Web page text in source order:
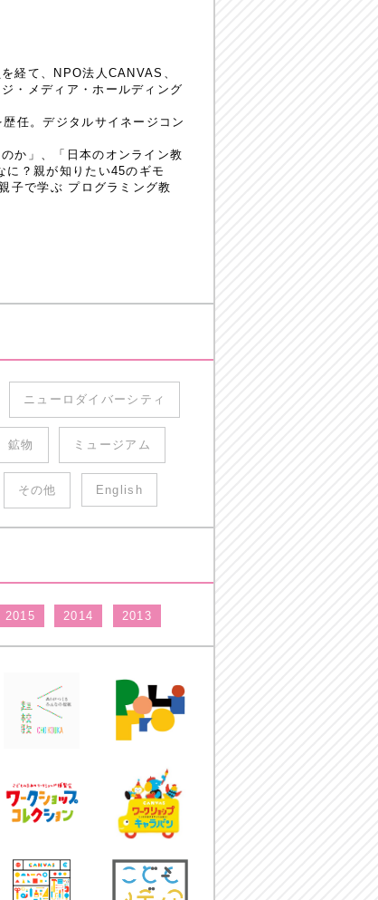
経て、NPO法人CANVAS、
・メディア・ホールディング
任。デジタルサイネージコン
か」、「日本のオンライン教
？親が知りたい45のギモ
子で学ぶ プログラミング教
ニューロダイバーシティ
鉱物 ミュージアム
その他 English
2015 2014 2013